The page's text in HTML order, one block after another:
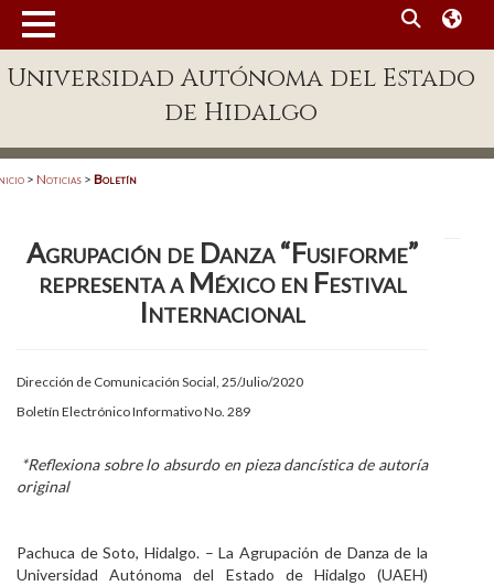
Enlaces
Patronato
Acreditación Internacional
Aspirantes
Alumni
Universidad Autónoma del Estado
de Hidalgo
> Noticias > Boletín
Agrupación de Danza “Fusiforme”
representa a México en Festival
Internacional
Dirección de Comunicación Social, 25/Julio/2020
Boletín Electrónico Informativo No. 289
*Re­flexiona sobre lo absurdo en pieza dancística de autoría
original
Pachuca de Soto, Hidalgo. – La Agrupación de Danza de la
Universidad Autónoma del Estado de Hidalgo (UAEH)